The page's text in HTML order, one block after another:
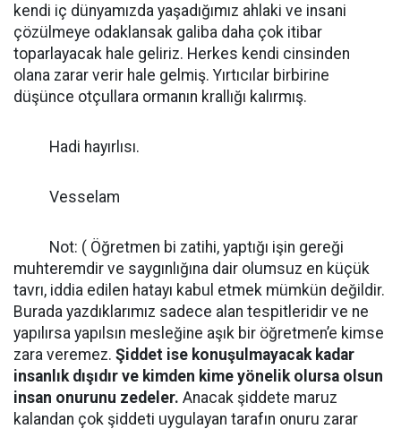
kendi iç dünyamızda yaşadığımız ahlaki ve insani
çözülmeye odaklansak galiba daha çok itibar
toparlayacak hale geliriz. Herkes kendi cinsinden
olana zarar verir hale gelmiş. Yırtıcılar birbirine
düşünce otçullara ormanın krallığı kalırmış.
Hadi hayırlısı.
Vesselam
Not: ( Öğretmen bi zatihi, yaptığı işin gereği
muhteremdir ve saygınlığına dair olumsuz en küçük
tavrı, iddia edilen hatayı kabul etmek mümkün değildir.
Burada yazdıklarımız sadece alan tespitleridir ve ne
yapılırsa yapılsın mesleğine aşık bir öğretmen’e kimse
zara veremez. Şiddet ise konuşulmayacak kadar
insanlık dışıdır ve kimden kime yönelik olursa olsun
insan onurunu zedeler. Anacak şiddete maruz
kalandan çok şiddeti uygulayan tarafın onuru zarar